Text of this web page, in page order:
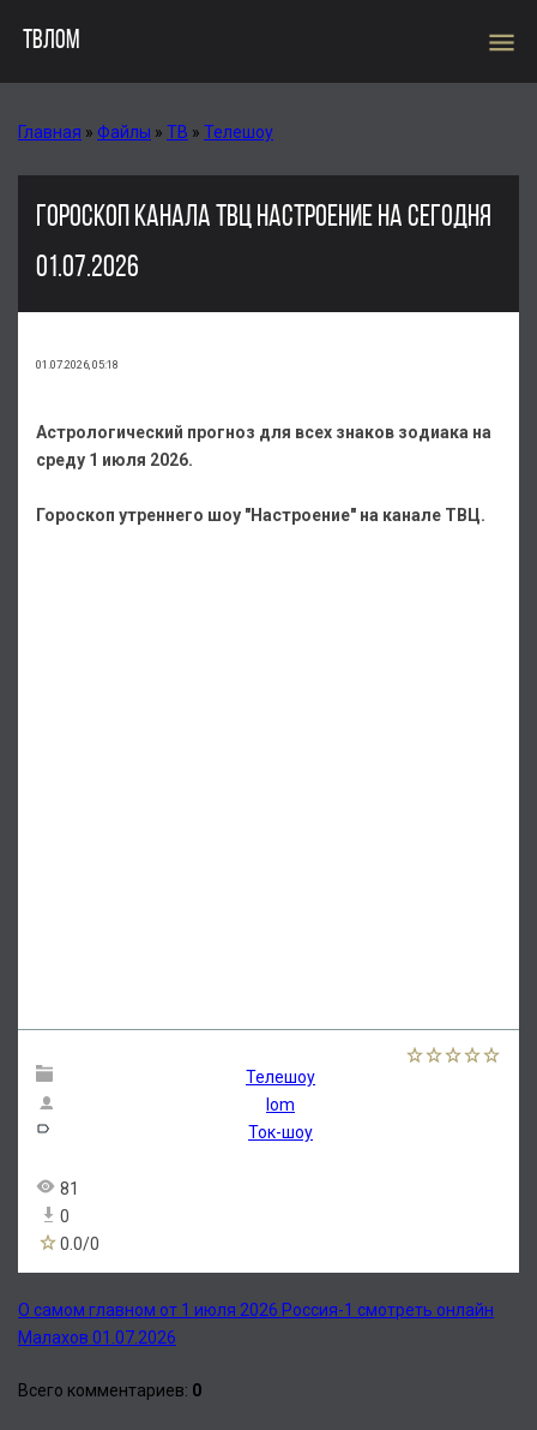
ТВЛОМ menu
Главная » Файлы » ТВ » Телешоу
ГОРОСКОП КАНАЛА ТВЦ НАСТРОЕНИЕ НА СЕГОДНЯ
01.07.2026
01.07.2026, 05:18
Астрологический прогноз для всех знаков зодиака на
среду 1 июля 2026.
Гороскоп утреннего шоу "Настроение" на канале ТВЦ.
Телешоу
lom
Ток-шоу
81
0
0.0/0
О самом главном от 1 июля 2026 Россия-1 смотреть онлайн
Малахов 01.07.2026
Всего комментариев: 0